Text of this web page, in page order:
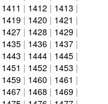
1411 | 1412 | 1413 |
1419 | 1420 | 1421 |
1427 | 1428 | 1429 |
1435 | 1436 | 1437 |
1443 | 1444 | 1445 |
1451 | 1452 | 1453 |
1459 | 1460 | 1461 |
1467 | 1468 | 1469 |